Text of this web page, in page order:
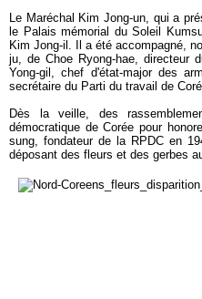
Le Maréchal Kim Jong-un, qui a
le Palais mémorial du Soleil
Kim Jong-il. Il a été accompagné,
ju, de Choe Ryong-hae, directeur
Yong-gil, chef d'état-major des
secrétaire du Parti du travail de
Dès la veille, des
démocratique de Corée pour
sung, fondateur de la RPDC en
déposant des fleurs et des gerbes